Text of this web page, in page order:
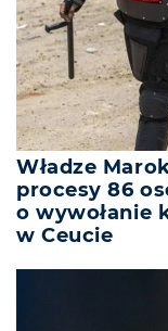
Władze
procesy 86
o wywołanie
w Ceucie